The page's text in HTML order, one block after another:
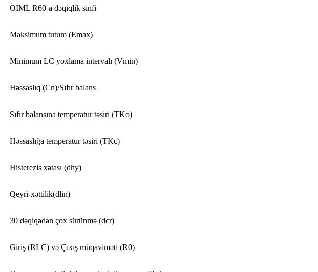
OIML R60-a dəqiqlik sinfi
Maksimum tutum (Emax)
Minimum LC yoxlama intervalı (Vmin)
Həssaslıq (Cn)/Sıfır balans
Sıfır balansına temperatur təsiri (TKo)
Həssaslığa temperatur təsiri (TKc)
Histerezis xətası (dhy)
Qeyri-xəttilik(dlin)
30 dəqiqədən çox sürünmə (dcr)
Giriş (RLC) və Çıxış müqaviməti (R0)